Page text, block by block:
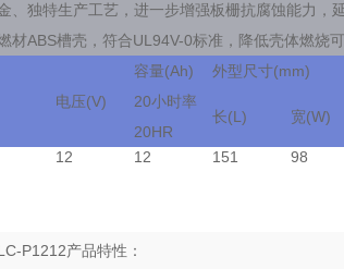
、独特生产工艺，进一步增强板栅抗腐蚀能力，
材ABS槽壳，符合UL94V-0标准，降低壳体燃烧
电压(V)
容量(Ah)
外型尺寸(mm)
20小时率
20HR
长(L) 宽(W)
12 12 151 98
P1212产品特性：